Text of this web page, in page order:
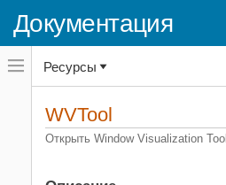
Документация
Переключатель
навигационного
меню
переключатель
навигационного
Signal Processing Toolbox
Ресурсы
WVTool
Открыть Window Visualization Tool